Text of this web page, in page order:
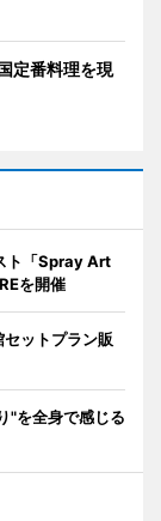
定番料理を現
ト「Spray Art
を開催
ットプラン販
"を全身で感じる